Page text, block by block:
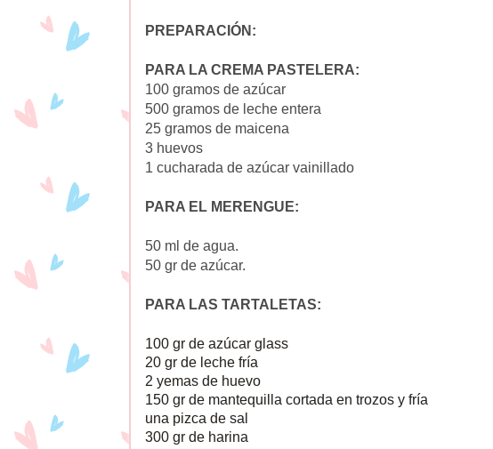
PREPARACIÓN:
PARA LA CREMA PASTELERA:
100 gramos de azúcar
500 gramos de leche entera
25 gramos de maicena
3 huevos
1 cucharada de azúcar vainillado
PARA EL MERENGUE:
50 ml de agua.
50 gr de azúcar.
PARA LAS TARTALETAS:
100 gr de azúcar glass
20 gr de leche fría
2 yemas de huevo
150 gr de mantequilla cortada en trozos y fría
una pizca de sal
300 gr de harina